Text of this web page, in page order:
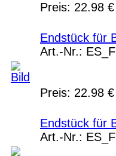
Preis: 22.98 €
Endstück für
Art.-Nr.:
Preis: 22.98 €
Endstück für
Art.-Nr.: